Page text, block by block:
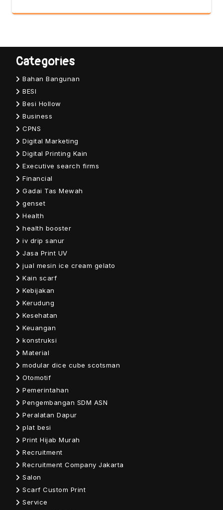
Categories
Bahan Bangunan
BESI
Besi Hollow
Business
CPNS
Digital Marketing
Digital Printing Kain
Executive search firms
Financial
Gadai Tas Mewah
genset
Health
health booster
iv drip sanur
Jasa Print UV
jual mesin ice cream gelato
Kain scarf
Kebijakan
Kerudung
Kesehatan
Keuangan
konstruksi
Material
modular dice cube scotsman
Otomotif
Pemerintahan
Pengembangan SDM ASN
Peralatan Dapur
plat besi
Print Hijab Murah
Recruitment
Recruitment Company Jakarta
Salon
Scarf Custom Print
Service